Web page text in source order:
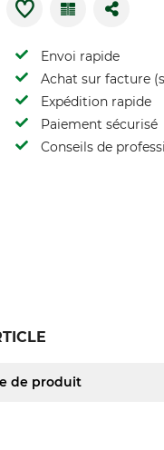
Envoi rapide
Achat sur facture
Expédition rapide
Paiement sécurisé
Conseils de
de produit